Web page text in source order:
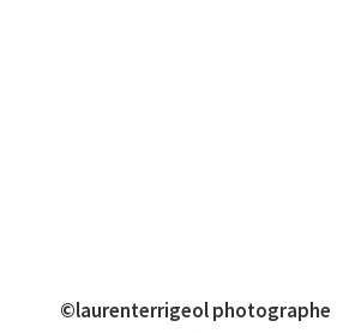
©laurenterrigeol photographe